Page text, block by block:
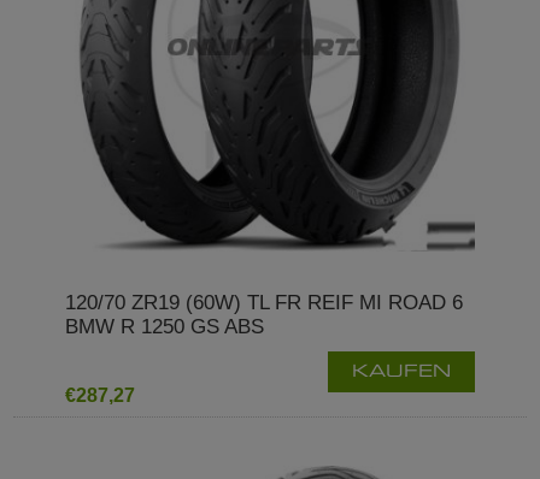
120/70 ZR19 (60W) TL FR REIF MI ROAD 6
BMW R 1250 GS ABS
€287,27
KAUFEN